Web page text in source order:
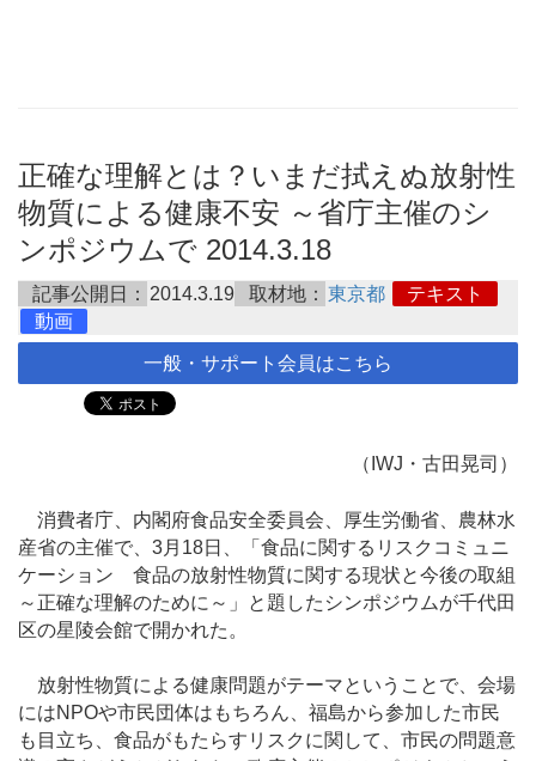
正確な理解とは？いまだ拭えぬ放射性
物質による健康不安 ～省庁主催のシ
ンポジウムで 2014.3.18
記事公開日： 2014.3.19 取材地： 東京都
テキスト
動画
一般・サポート会員はこちら
（IWJ・古田晃司）
消費者庁、内閣府食品安全委員会、厚生労働省、農林水
産省の主催で、3月18日、「食品に関するリスクコミュニ
ケーション 食品の放射性物質に関する現状と今後の取組
～正確な理解のために～」と題したシンポジウムが千代田
区の星陵会館で開かれた。
放射性物質による健康問題がテーマということで、会場
にはNPOや市民団体はもちろん、福島から参加した市民
も目立ち、食品がもたらすリスクに関して、市民の問題意